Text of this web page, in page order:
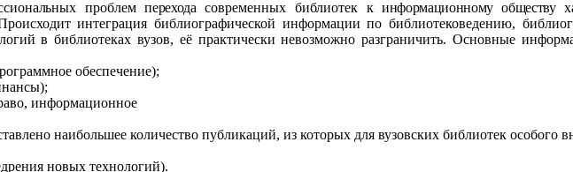
проблемперехода современных библиотек к информационному обществу
интеграция библиографической информации по библиотековедению,
в библиотеках вузов, её практически невозможно разграничить. Основные
обеспечение);
информационное
наибольшее количество публикаций, из которых для вузовских библиотек особого
новых технологий).